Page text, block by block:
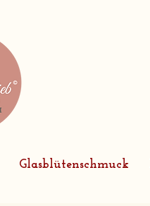
Glasblütenschmuck